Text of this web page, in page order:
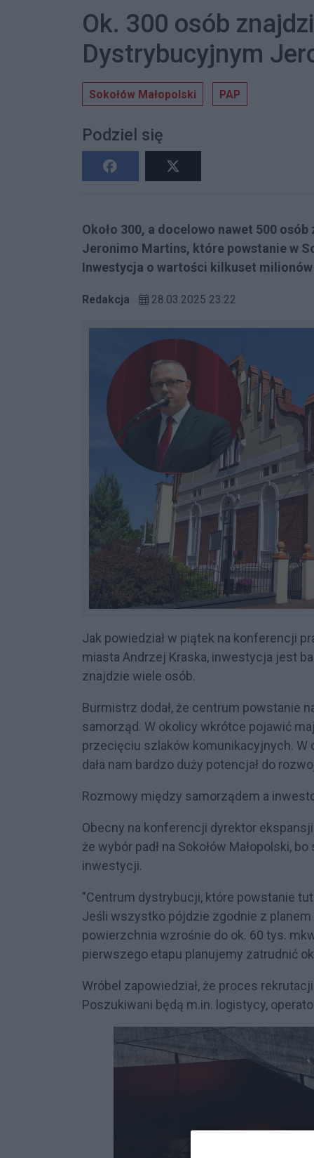
Ok. 300 osób
Dystrybucyjnym
Sokołów Małopolski PAP
Podziel się
Około 300, a docelowo nawet 500
Jeronimo Martins, które powstanie w
Inwestycja o wartości kilkuset
Redakcja 28.03.2025 23:22
Jak powiedział w piątek na konferencji
miasta Andrzej Kraska, inwestycja jest
znajdzie wiele osób.
Burmistrz dodał, że centrum powstanie
samorząd. W okolicy wkrótce pojawić
przecięciu szlaków komunikacyjnych.
dała nam bardzo duży potencjał do
Rozmowy między samorządem a
Obecny na konferencji dyrektor
że wybór padł na Sokołów Małopolski,
inwestycji.
"Centrum dystrybucji, które powstanie
Jeśli wszystko pójdzie zgodnie z
powierzchnia wzrośnie do ok. 60 tys.
pierwszego etapu planujemy zatrudnić
Wróbel zapowiedział, że proces
Poszukiwani będą m.in. logistycy,